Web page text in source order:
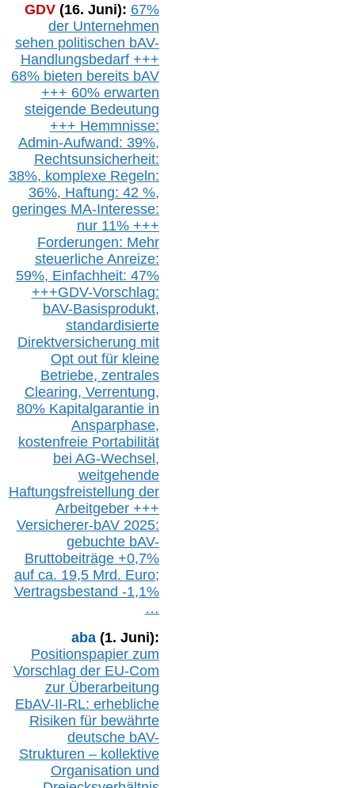
GDV (16. Juni): 67%
der Unternehmen
sehen politischen bAV-
Handlungsbedarf +++
68% bieten bereits bAV
+++ 60% erwarten
steigende Bedeutung
+++ Hemmnisse:
Admin-Aufwand: 39%,
Rechtsunsicherheit:
38%, komplexe Regeln:
36%, Haftung: 42 %,
geringes MA-Interesse:
nur 11% +++
Forderungen: Mehr
steuerliche Anreize:
59%, Einfachheit: 47%
+++GDV-Vorschlag:
bAV-Basisprodukt,
standardisierte
Direktversicherung mit
Opt outfür kleine
Betriebe, zentrales
Clearing, Verrentung,
80% Kapitalgarantie in
Ansparphase,
kostenfreie Portabilität
bei AG-Wechsel,
weitgehende
Haftungsfreistellung der
Arbeitgeber +++
Versicherer-bAV2025:
gebuchte bAV-
Bruttobeiträge +0,7%
auf ca. 19,5 Mrd. Euro;
Vertragsbestand -1,1%
…
aba(1. Juni):
Positionspapier zum
Vorschlag der EU-Com
zur Überarbeitung
EbAV-II-RL: erhebliche
Risiken für bewährte
deutsche bAV-
Strukturen – kollektive
Organisation und